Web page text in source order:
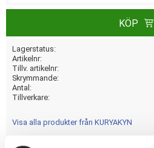
KÖP
Lagerstatus
Artikelnr
Tillv. artikelnr
Skrymmande
Antal
Tillverkare
Visa alla produkter från KURYAKYN